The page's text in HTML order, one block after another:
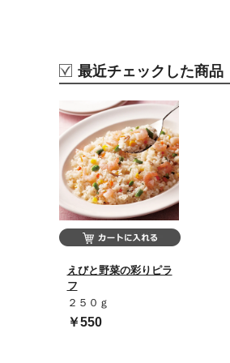
最近チェックした商品
えびと野菜の彩りピラ
フ
２５０ｇ
￥550